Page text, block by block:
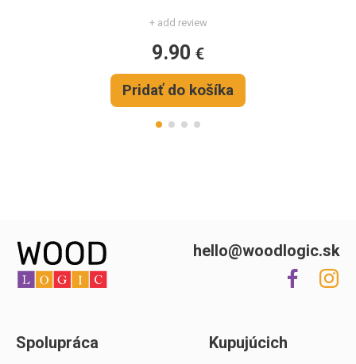
+ add review
9.90 €
Pridať do košíka
Spolupráca Kupujúcich
hello@woodlogic.sk